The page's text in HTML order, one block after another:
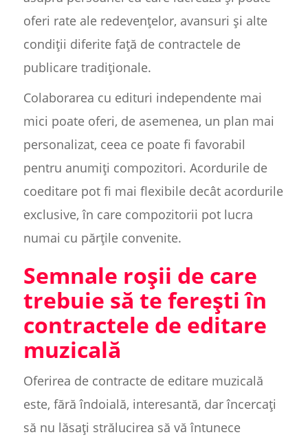
oferi rate ale redevențelor, avansuri și alte
condiții diferite față de contractele de
publicare tradiționale.
Colaborarea cu edituri independente mai
mici poate oferi, de asemenea, un plan mai
personalizat, ceea ce poate fi favorabil
pentru anumiți compozitori. Acordurile de
coeditare pot fi mai flexibile decât acordurile
exclusive, în care compozitorii pot lucra
numai cu părțile convenite.
Semnale roșii de care
trebuie să te ferești în
contractele de editare
muzicală
Oferirea de contracte de editare muzicală
este, fără îndoială, interesantă, dar încercați
să nu lăsați strălucirea să vă întunece